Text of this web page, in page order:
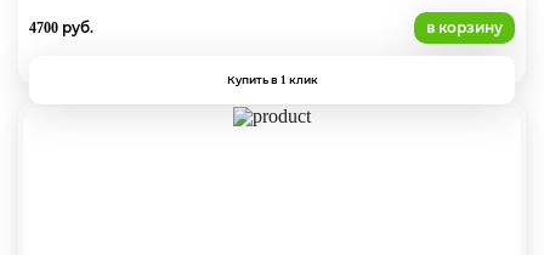
4700 руб. в корзину
Купить в 1 клик